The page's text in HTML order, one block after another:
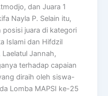
dan Juara 1
Nayla P. Selain itu,
posisi juara di kategori
Islami dan Hifdzil
Laelatul Jannah,
terhadap capaian
diraih oleh siswa-
Lomba MAPSI ke-25